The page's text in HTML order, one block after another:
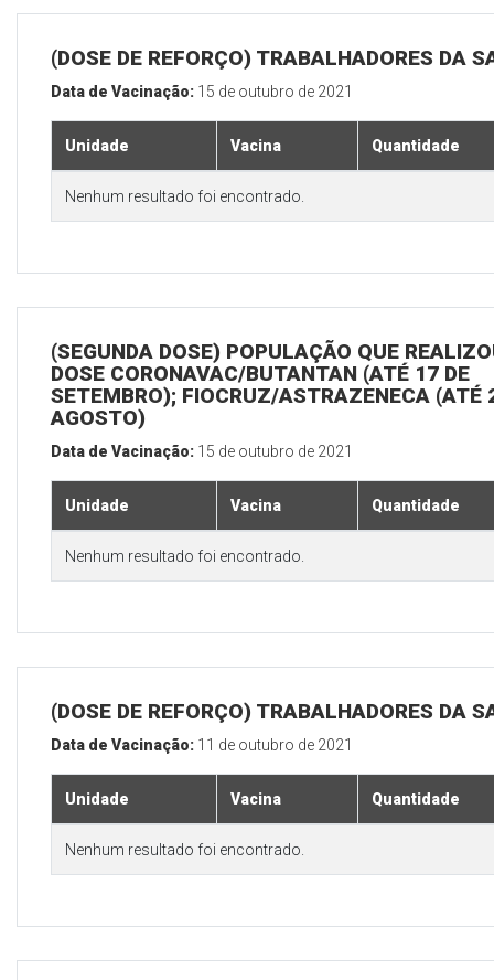
(DOSE DE REFORÇO) TRABALHADORES DA
Data de Vacinação: 15 de outubro de 2021
Unidade Vacina Quantidade
Nenhum resultado foi encontrado.
(SEGUNDA DOSE) POPULAÇÃO QUE
DOSE CORONAVAC/BUTANTAN (ATÉ 17 DE
SETEMBRO); FIOCRUZ/ASTRAZENECA (ATÉ
AGOSTO)
Data de Vacinação: 15 de outubro de 2021
Unidade Vacina Quantidade
Nenhum resultado foi encontrado.
(DOSE DE REFORÇO) TRABALHADORES DA
Data de Vacinação: 11 de outubro de 2021
Unidade Vacina Quantidade
Nenhum resultado foi encontrado.